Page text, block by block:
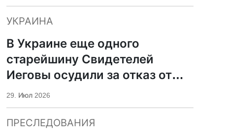
УКРАИНА
В Украине еще одного
старейшину Свидетелей
Иеговы осудили за отказ от
мобилизации
29. Июл 2026
ПРЕСЛЕДОВАНИЯ